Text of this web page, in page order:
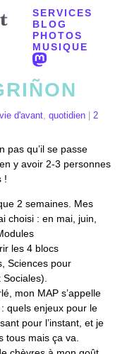
SERVICES
BLOG
PHOTOS
MUSIQUE
d'avant quotidien
2
pas qu’il se passe
y avoir 2-3 personnes
!
2 semaines. Mes
choisi : en mai, juin,
les 4 blocs
Sciences pour
mon MAP s’appelle
quels enjeux pour le
pour l’instant, et je
tous mais ça va.